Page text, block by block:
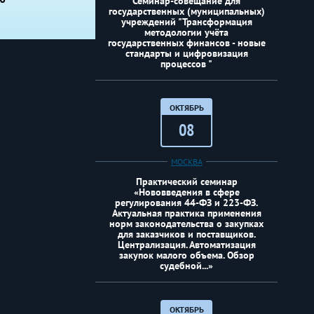
государственных (муниципальных)
учреждений "Трансформация
методологии учёта
государственных финансов - новые
стандарты и цифровизация
процессов "
ОКТЯБРЬ
08
МОСКВА
Практический семинар
«Нововведения в сфере
регулирования 44-ФЗ и 223-ФЗ.
Актуальная практика применения
норм законодательства о закупках
для заказчиков и поставщиков.
Централизация. Автоматизация
закупок малого объема. Обзор
судебной...»
ОКТЯБРЬ